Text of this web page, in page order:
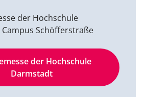
der Hochschule
Schöfferstraße
der Hochschule
Darmstadt